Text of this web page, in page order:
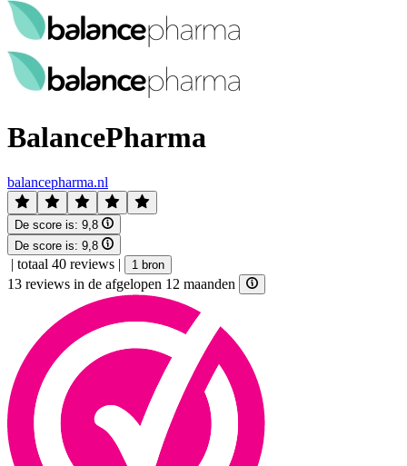
BalancePharma
balancepharma.nl
De score is: 9,8
De score is: 9,8
| totaal 40 reviews | 1 bron
13 reviews in de afgelopen 12 maanden